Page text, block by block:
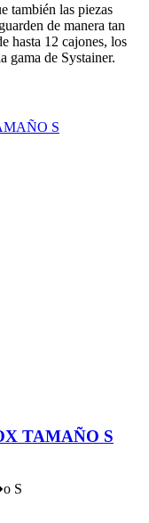
también las piezas
de manera tan
hasta 12 cajones, los
gama de Systainer.
TAMAÑO S
S